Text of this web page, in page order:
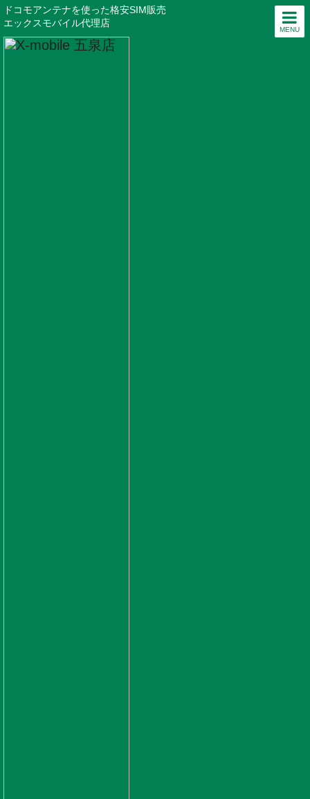
MENU
ドコモアンテナを使った格安SIM販売
エックスモバイル代理店